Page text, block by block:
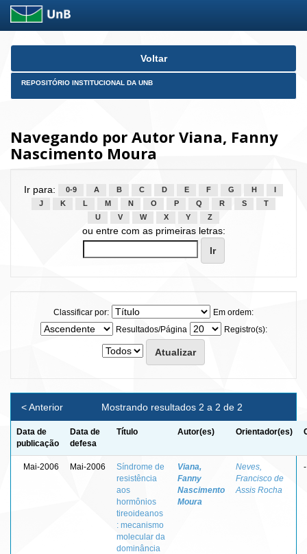
Skip
Voltar
REPOSITÓRIO INSTITUCIONAL DA UNB
Navegando por Autor Viana, Fanny
Nascimento Moura
Ir para: 0-9 A B C D E F G H
J
K L M N O P Q R S
T
U
V W X Y Z
ou entre com as primeiras letras:
Classificar por:
Em ordem:
Resultados/Página
Registro(s):
Mostrando resultados 2 a 2 de 2
< Anterior
Data de
publicação
Data de
defesa
Título Autor(es) Orientador(es)
Mai-2006 Mai-2006
Síndrome de
resistência
aos
hormônios
tireoideanos
: mecanismo
molecular da
dominância
Viana,
Fanny
Nascimento
Moura
Neves,
Francisco de
Assis Rocha
-